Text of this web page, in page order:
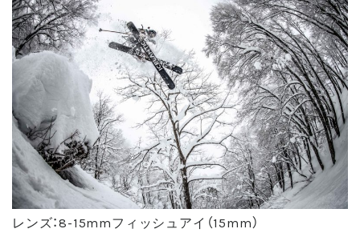
レンズ：8-15mmフィッシュアイ（15mm）